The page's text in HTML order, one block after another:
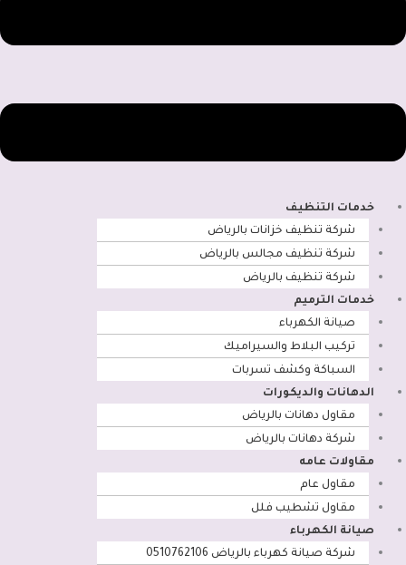
خدمات التنظيف
شركة تنظيف خزانات بالرياض
شركة تنظيف مجالس بالرياض
شركة تنظيف بالرياض
خدمات الترميم
صيانة الكهرباء
تركيب البلاط والسيراميك
السباكة وكشف تسربات
الدهانات والديكورات
مقاول دهانات بالرياض
شركة دهانات بالرياض
مقاولات عامه
مقاول عام
مقاول تشطيب فلل
صيانة الكهرباء
شركة صيانة كهرباء بالرياض 0510762106